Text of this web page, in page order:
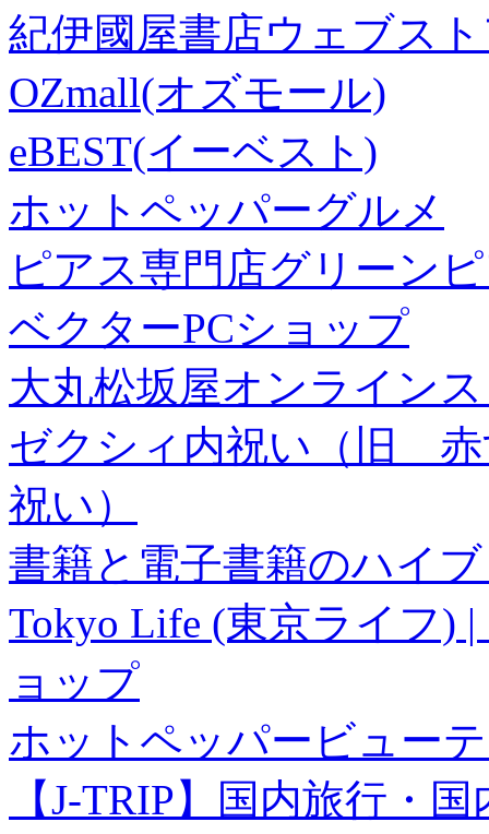
紀伊國屋書店ウェブス
OZmall(オズモール)
eBEST(イーベスト)
ホットペッパーグルメ
ピアス専門店グリーン
ベクターPCショップ
大丸松坂屋オンライン
ゼクシィ内祝い（旧 赤
祝い）
書籍と電子書籍のハイ
Tokyo Life (東京ライフ)
ョップ
ホットペッパービュー
【J-TRIP】国内旅行・